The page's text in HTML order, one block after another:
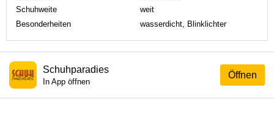
Schuhweite
weit
Besonderheiten
wasserdicht, Blinklichter
Öffnen
Schuhparadies
In App öffnen